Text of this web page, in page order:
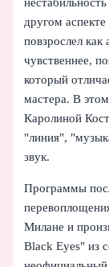
другом
повзрослел как
чувственнее,
который
мастера. В
Каролиной
"линия",
звук.
Программы
Милане и
Black Eyes" из